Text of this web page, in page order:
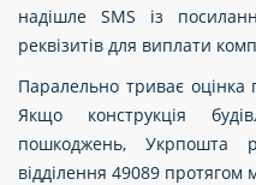
надішле SMS із
реквізитів для виплати
Паралельно триває оцінка
Якщо конструкція
пошкоджень, Укрпошта
відділення 49089 протягом